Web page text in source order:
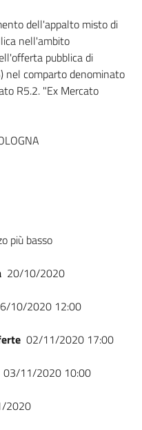
dell'appalto misto di
nell'ambito
pubblica di
nel comparto denominato
R5.2. "Ex Mercato
più basso
20/10/2020
10/2020 12:00
02/11/2020 17:00
03/11/2020 10:00
2020